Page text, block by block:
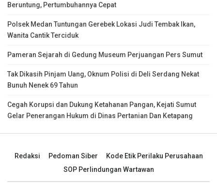
Beruntung, Pertumbuhannya Cepat
Polsek Medan Tuntungan Gerebek Lokasi Judi Tembak Ikan,
Wanita Cantik Terciduk
Pameran Sejarah di Gedung Museum Perjuangan Pers Sumut
Tak Dikasih Pinjam Uang, Oknum Polisi di Deli Serdang Nekat
Bunuh Nenek 69 Tahun
Cegah Korupsi dan Dukung Ketahanan Pangan, Kejati Sumut
Gelar Penerangan Hukum di Dinas Pertanian Dan Ketapang
Redaksi Pedoman Siber
Kode Etik Perilaku Perusahaan
SOP Perlindungan Wartawan